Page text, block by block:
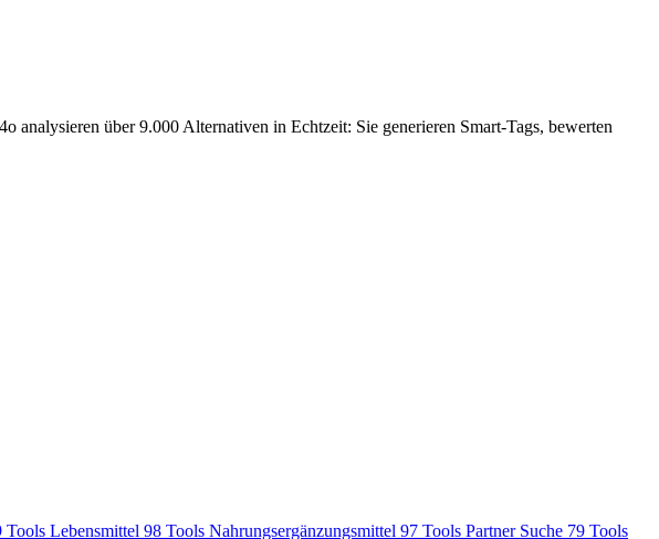
über 9.000 Alternativen in Echtzeit: Sie generieren Smart-Tags, bewerten
Tools Lebensmittel 98 Tools Nahrungsergänzungsmittel 97 Tools Partner Suche 79 Tools